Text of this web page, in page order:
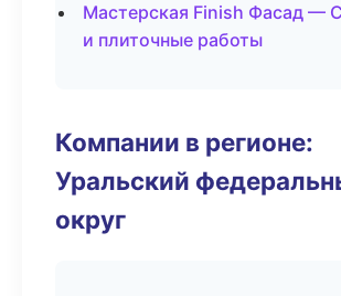
Мастерская Finish Фасад —
и плиточные работы
Компании в регионе:
Уральский
округ